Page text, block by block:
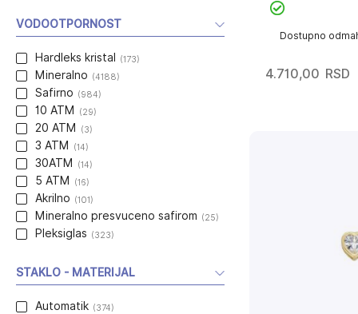
Dostupno
4.710,00 RSD
VODOOTPORNOST
Hardleks kristal (173)
Mineralno (4188)
Safirno (984)
10 ATM (29)
20 ATM (3)
3 ATM (14)
30ATM (14)
5 ATM (16)
Akrilno (101)
Mineralno presvuceno safirom (25)
Pleksiglas (323)
STAKLO - MATERIJAL
Automatik (374)